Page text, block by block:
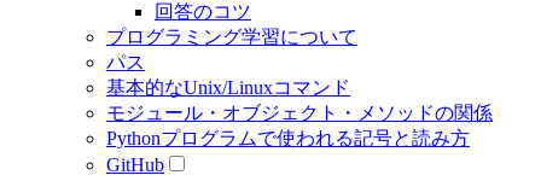
回答のコツ
プログラミング学習について
パス
基本的なUnix/Linuxコマンド
モジュール・オブジェクト・メソッドの関係
Pythonプログラムで使われる記号と読み方
GitHub